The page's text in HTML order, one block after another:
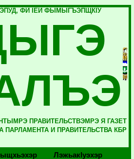
ФИ IЕЙ ФЫМЫГЪЭПЩКIУ
ПРАВИТЕЛЬСТВЭМРЭ Я ГАЗЕТ
ПАРЛАМЕНТА И ПРАВИТЕЛЬСТВА КБР
Лэжьакlуэхэр